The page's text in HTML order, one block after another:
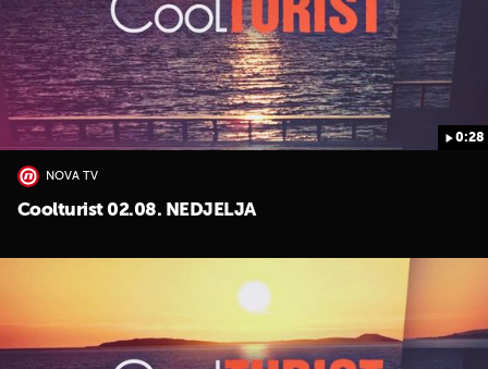
0:28
NOVA TV
Coolturist 02.08. NEDJELJA